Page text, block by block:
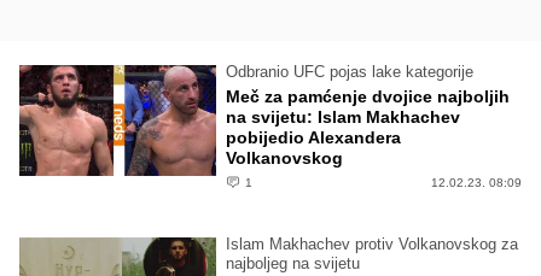
Odbranio UFC pojas lake kategorije
Meč za pamćenje dvojice najboljih
na svijetu: Islam Makhachev
pobijedio Alexandera
Volkanovskog
1 12.02.23. 08:09
Islam Makhachev protiv Volkanovskog za
najboljeg na svijetu